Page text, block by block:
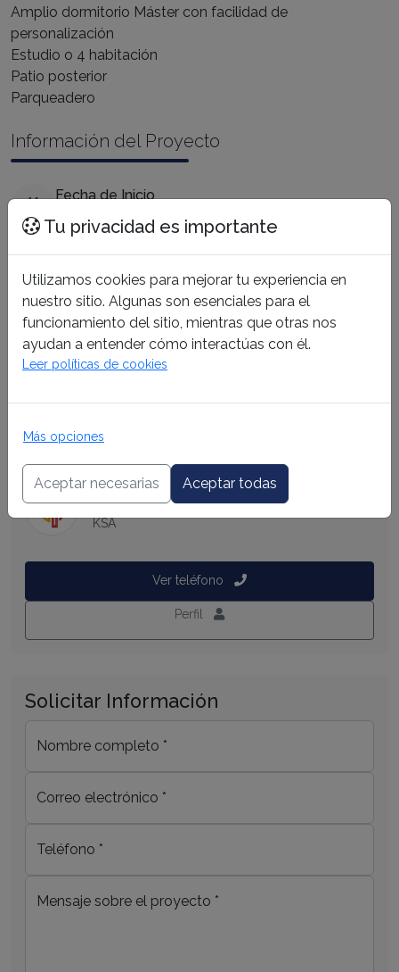
Tu privacidad es importante
Utilizamos cookies para mejorar tu experiencia en
nuestro sitio. Algunas son esenciales para el
funcionamiento del sitio, mientras que otras nos
ayudan a entender cómo interactúas con él.
Leer políticas de cookies
Más opciones
Aceptar necesarias Aceptar todas
Amplio dormitorio Máster con facilidad de
personalización
Estudio o 4 habitación
Patio posterior
Parqueadero
Información del Proyecto
Fecha de Inicio
Fecha de Entrega
31/10/2025
Unidades
0 unidades
Ubicación
Estado
KSA ECUADOR
KSA
Ver teléfono
Perfil
Solicitar Información
Nombre completo *
Correo electrónico *
Teléfono *
Mensaje sobre el proyecto *